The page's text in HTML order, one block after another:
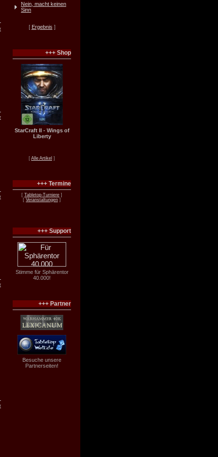
Nein, macht keinen
Sinn
[ Ergebnis ]
+++ Shop
StarCraft II - Wings of
Liberty
[ Alle Artikel ]
+++ Termine
[ Tabletop-Turniere ]
[ Veranstaltungen ]
+++ Support
Stimme für Sphärentor
40.000!
+++ Partner
Besuche unsere
Partnerseiten!